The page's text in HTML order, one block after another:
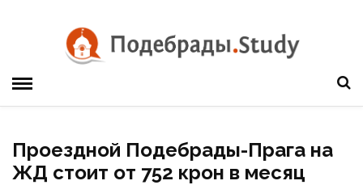
Проездной Подебрады-Прага на
ЖД стоит от 752 крон в месяц